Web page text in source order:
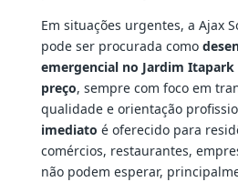
Em situações urgentes, a Ajax
pode ser procurada como
emergencial no Jardim
preço, sempre com foco em
qualidade e orientação
imediato é oferecido para
comércios, restaurantes,
não podem esperar,